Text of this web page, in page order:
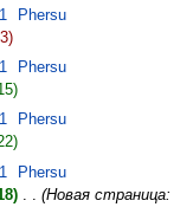
Phersu
Phersu
Phersu
Phersu
‎
Новая страница: